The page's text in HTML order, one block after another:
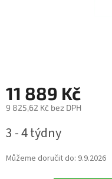
11 889 Kč
9 825,62 Kč bez DPH
cena:
3 - 4 týdny
Můžeme doručit do: 9.9.2026